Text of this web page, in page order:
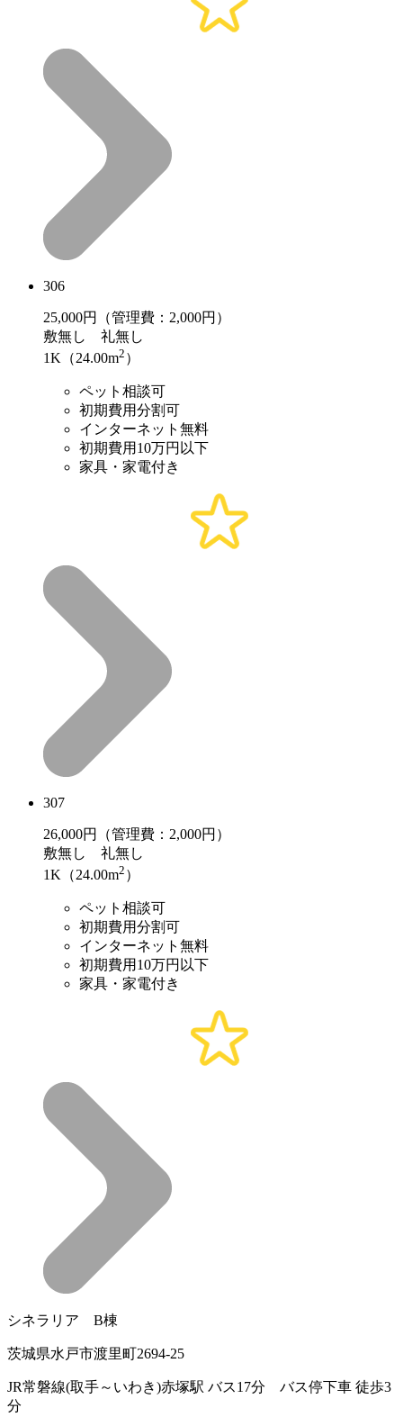
306
25,000円（管理費：2,000円）
敷無し 礼無し
1K（24.00m2 ）
ペット相談可
初期費用分割可
インターネット無料
初期費用10万円以下
家具・家電付き
307
26,000円（管理費：2,000円）
敷無し 礼無し
1K（24.00m2 ）
ペット相談可
初期費用分割可
インターネット無料
初期費用10万円以下
家具・家電付き
シネラリア B棟
茨城県水戸市渡里町2694-25
JR常磐線(取手～いわき)赤塚駅 バス17分 バス停下車 徒歩3
分